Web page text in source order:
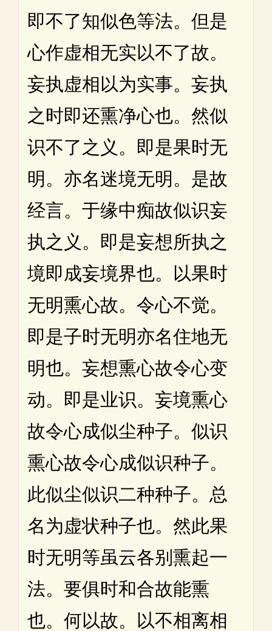
即不了知似色等法。但是
心作虚相无实以不了故。
妄执虚相以为实事。妄执
之时即还熏净心也。然似
识不了之义。即是果时无
明。亦名迷境无明。是故
经言。于缘中痴故似识妄
执之义。即是妄想所执之
境即成妄境界也。以果时
无明熏心故。令心不觉。
即是子时无明亦名住地无
明也。妄想熏心故令心变
动。即是业识。妄境熏心
故令心成似尘种子。似识
熏心故令心成似识种子。
此似尘似识二种种子。总
名为虚状种子也。然此果
时无明等虽云各别熏起一
法。要俱时和合故能熏
也。何以故。以不相离相